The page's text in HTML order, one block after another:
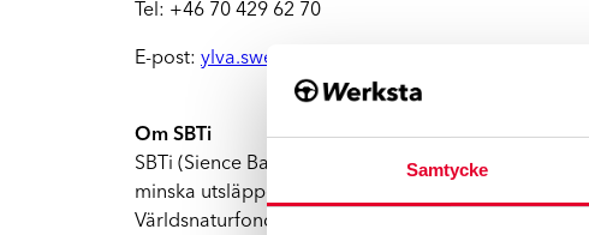
Samtycke
Tel: +46 70 429 62 70
E-post: ylva.swenzen@werksta.se
Om SBTi
SBTi (Sience Based Targets initiative) stöttar
minska utsläppen av växthusgaser. Det är ett
Världsnaturfonden (WWF) och CDP.